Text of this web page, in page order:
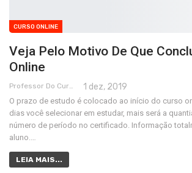
CURSO ONLINE
Veja Pelo Motivo De Que
Online
Professor Do Cursos Rápidos Grátis 1 dez, 2019
O prazo de estudo é colocado ao início do curso
dias você selecionar em estudar, mais será a
número de período no certificado. Informação
aluno.…
LEIA MAIS...